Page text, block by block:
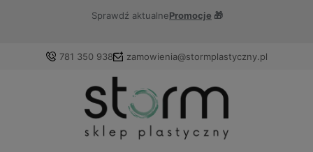
Sprawdź aktualnePromocje 🎁
781 350 938 zamowienia@stormplastyczny.pl
Zaloguj się